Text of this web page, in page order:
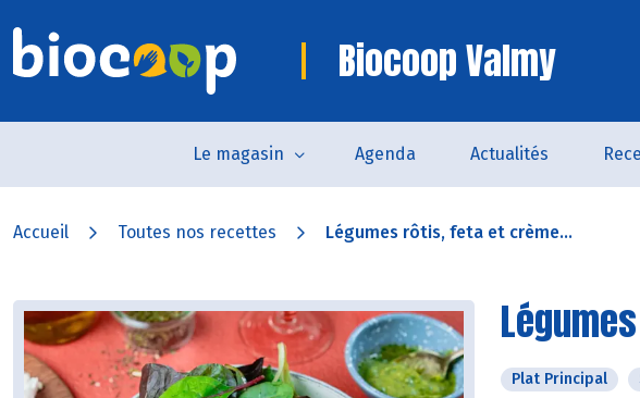
Biocoop Valmy
Le magasin Agenda Actualités
Accueil Toutes nos recettes Légumes rôtis, feta et crème...
Plat Principal